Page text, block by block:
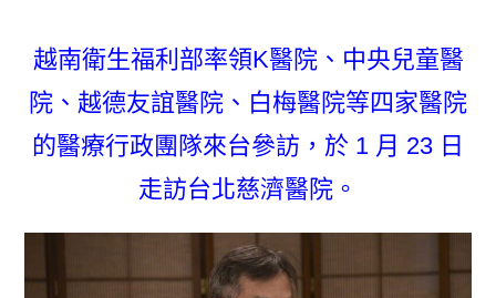
越南衛生福利部率領K醫院、中央兒童醫
院、越德友誼醫院、白梅醫院等四家醫院
的醫療行政團隊來台參訪，於 1 月 23 日
走訪台北慈濟醫院。